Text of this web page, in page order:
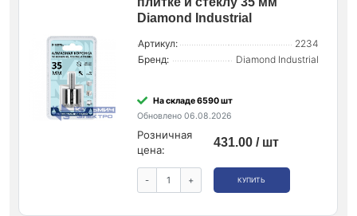
Diamond Industrial
Артикул:
2234
Бренд:
Diamond Industrial
На складе 6590 шт
Обновлено 06.08.2026
Розничная
цена:
431.00 / шт
- + КУПИТЬ